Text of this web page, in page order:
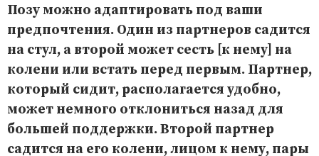
Позу можно адаптировать под ваши
предпочтения. Один из партнеров садится
на стул, а второй может сесть [к нему] на
колени или встать перед первым. Партнер,
который сидит, располагается удобно,
может немного отклониться назад для
большей поддержки. Второй партнер
садится на его колени, лицом к нему, пары